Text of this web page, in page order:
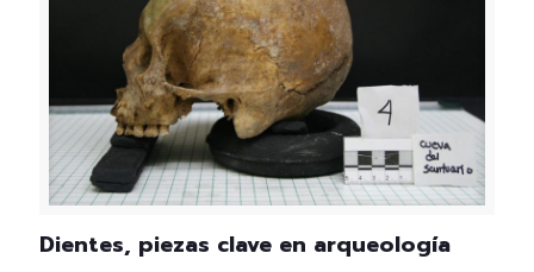
Dientes, piezas clave en arqueología